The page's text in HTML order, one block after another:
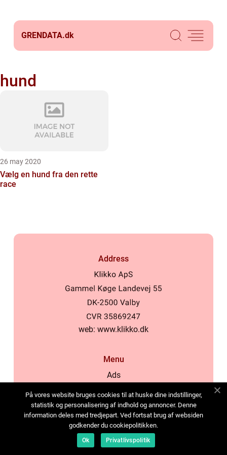
GRENDATA.dk
hund
26 may 2020
Vælg en hund fra den rette
race
Address
web: www.klikko.dk
Menu
Ads
Cookies
Contact
Sitemap
På vores website bruges cookies til at huske dine indstillinger,
statistik og personalisering af indhold og annoncer. Denne
information deles med tredjepart. Ved fortsat brug af websiden
godkender du cookiepolitikken.
Ok Privatlivspolitik